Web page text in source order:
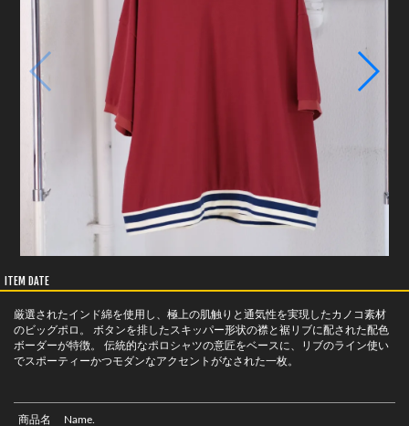
ITEM DATE
厳選されたインド綿を使用し、極上の肌触りと通気性を実現したカノコ素材
のビッグポロ。 ボタンを排したスキッパー形状の襟と裾リブに配された配色
ボーダーが特徴。 伝統的なポロシャツの意匠をベースに、リブのライン使い
でスポーティーかつモダンなアクセントがなされた一枚。
商品名 Name.